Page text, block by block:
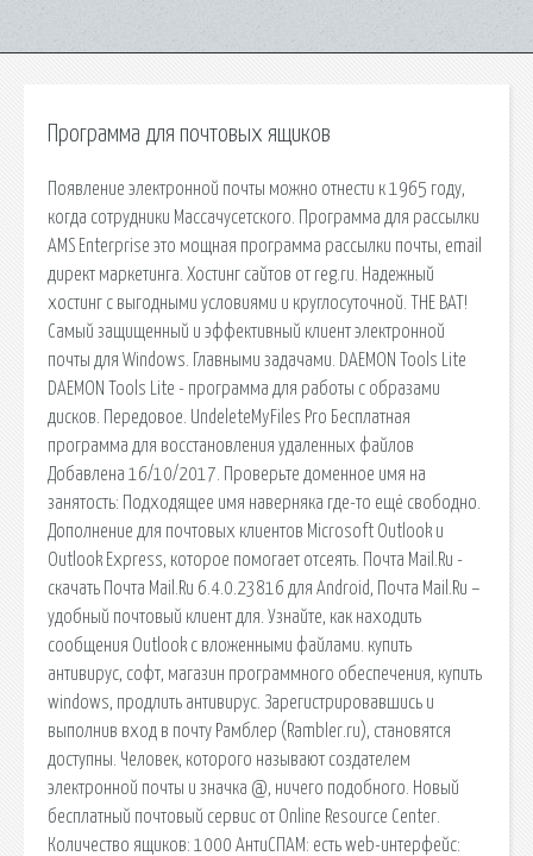
Программа для почтовых ящиков
Появление электронной почты можно отнести к 1965 году,
когда сотрудники Массачусетского. Программа для рассылки
AMS Enterprise это мощная программа рассылки почты, email
директ маркетинга. Хостинг сайтов от reg.ru. Надежный
хостинг с выгодными условиями и круглосуточной. THE BAT!
Самый защищенный и эффективный клиент электронной
почты для Windows. Главными задачами. DAEMON Tools Lite
DAEMON Tools Lite - программа для работы с образами
дисков. Передовое. UndeleteMyFiles Pro Бесплатная
программа для восстановления удаленных файлов
Добавлена 16/10/2017. Проверьте доменное имя на
занятость: Подходящее имя наверняка где-то ещё свободно.
Дополнение для почтовых клиентов Microsoft Outlook и
Outlook Express, которое помогает отсеять. Почта Mail.Ru -
скачать Почта Mail.Ru 6.4.0.23816 для Android, Почта Mail.Ru –
удобный почтовый клиент для. Узнайте, как находить
сообщения Outlook с вложенными файлами. купить
антивирус, софт, магазин программного обеспечения, купить
windows, продлить антивирус. Зарегистрировавшись и
выполнив вход в почту Рамблер (Rambler.ru), становятся
доступны. Человек, которого называют создателем
электронной почты и значка @, ничего подобного. Новый
бесплатный почтовый сервис от Online Resource Center.
Количество ящиков: 1000 АнтиСПАМ: есть web-интерфейс: